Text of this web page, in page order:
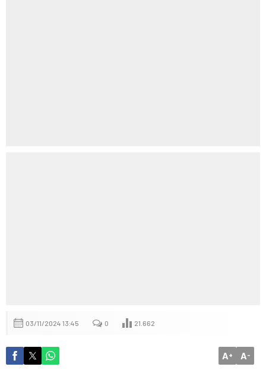
03/11/2024 13:45 0 21.662
A+ A-